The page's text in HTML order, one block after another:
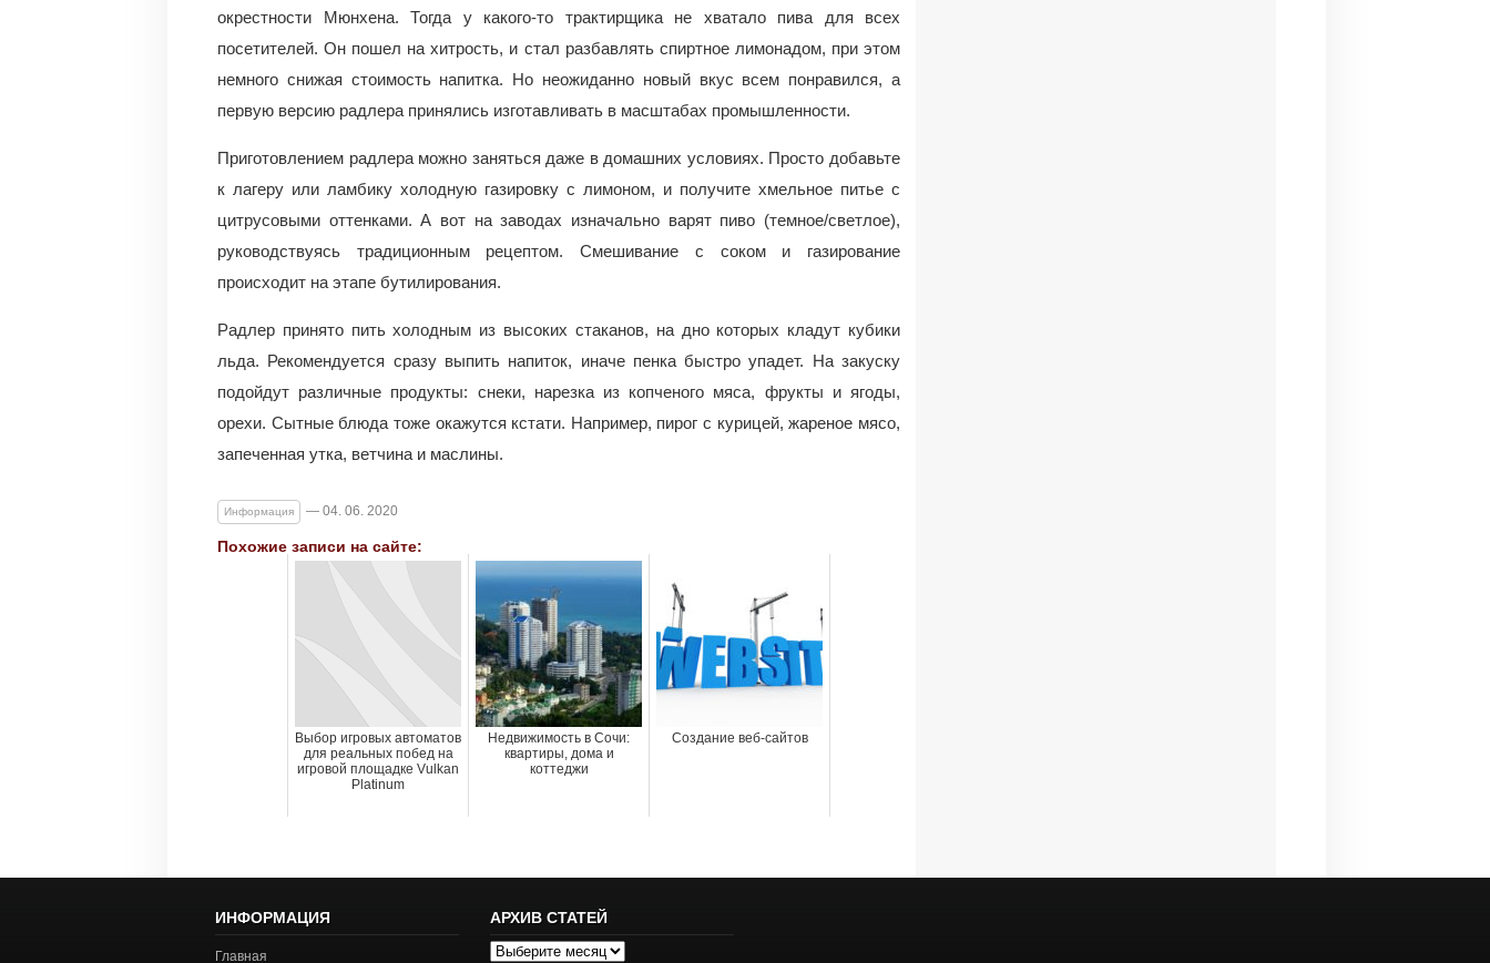
окрестности Мюнхена. Тогда у какого-то трактирщика не хватало пива для всех
посетителей. Он пошел на хитрость, и стал разбавлять спиртное лимонадом, при этом
немного снижая стоимость напитка. Но неожиданно новый вкус всем понравился, а
первую версию радлера принялись изготавливать в масштабах промышленности.
Приготовлением радлера можно заняться даже в домашних условиях. Просто добавьте
к лагеру или ламбику холодную газировку с лимоном, и получите хмельное питье с
цитрусовыми оттенками. А вот на заводах изначально варят пиво (темное/светлое),
руководствуясь традиционным рецептом. Смешивание с соком и газирование
происходит на этапе бутилирования.
Радлер принято пить холодным из высоких стаканов, на дно которых кладут кубики
льда. Рекомендуется сразу выпить напиток, иначе пенка быстро упадет. На закуску
подойдут различные продукты: снеки, нарезка из копченого мяса, фрукты и ягоды,
орехи. Сытные блюда тоже окажутся кстати. Например, пирог с курицей, жареное мясо,
запеченная утка, ветчина и маслины.
Информация — 04. 06. 2020
Похожие записи на сайте:
Выбор игровых автоматов
для реальных побед на
игровой площадке Vulkan
Platinum
Недвижимость в Сочи:
квартиры, дома и
коттеджи
Создание веб-сайтов
ИНФОРМАЦИЯ
Главная
АРХИВ СТАТЕЙ
Архив